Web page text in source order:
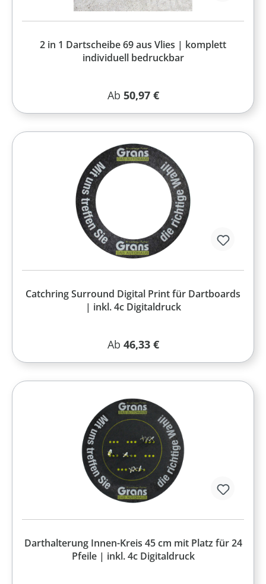
2 in 1 Dartscheibe 69 aus Vlies | komplett
individuell bedruckbar
Regulärer Preis:
Ab 50,97 €
Catchring Surround Digital Print für Dartboards
| inkl. 4c Digitaldruck
Regulärer Preis:
Ab 46,33 €
Darthalterung Innen-Kreis 45 cm mit Platz für 24
Pfeile | inkl. 4c Digitaldruck